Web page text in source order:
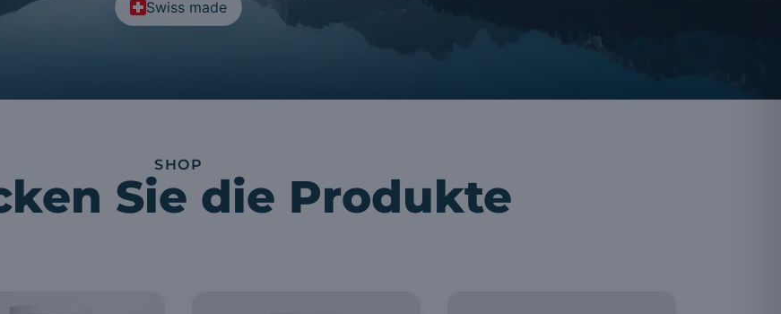
Swiss made
SHOP
Sie die Produkte